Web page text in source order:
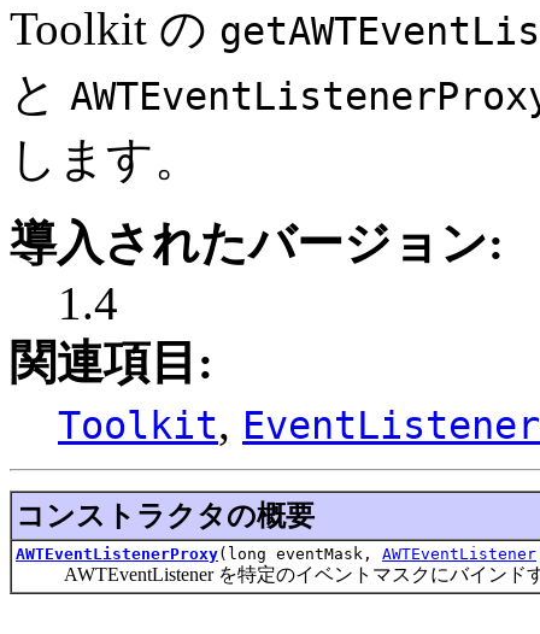
Toolkit の
と
します。
導入されたバージョン:
1.4
関連項目:
Toolkit,
コンストラクタの概要
AWTEventListenerProxy(long eventMask, AWTEventListener
AWTEventListener を特定のイベントマスクにバインド